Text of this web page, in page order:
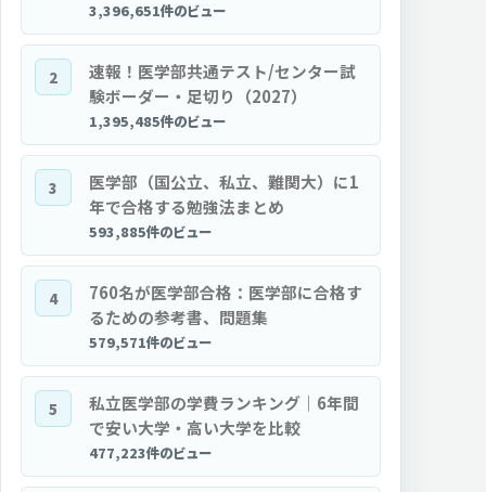
3,396,651件のビュー
2
速報！医学部共通テスト/センター試
験ボーダー・足切り（2027）
1,395,485件のビュー
3
医学部（国公立、私立、難関大）に1
年で合格する勉強法まとめ
593,885件のビュー
4
760名が医学部合格：医学部に合格す
るための参考書、問題集
579,571件のビュー
5
私立医学部の学費ランキング｜6年間
で安い大学・高い大学を比較
477,223件のビュー